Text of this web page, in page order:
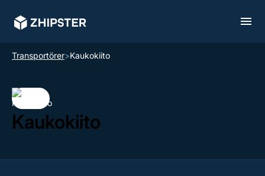
Transportörer>Kaukokiito
Kaukokiito